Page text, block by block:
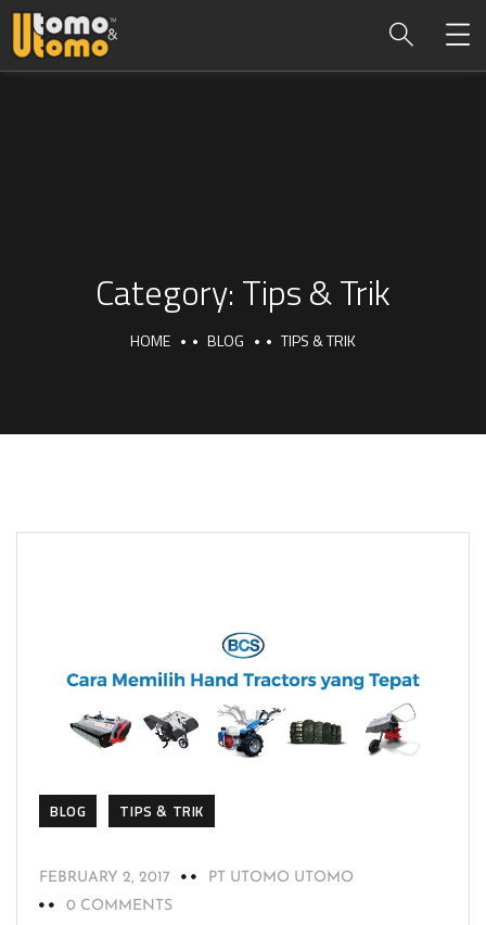
Category: Tips & Trik
HOME BLOG TIPS & TRIK
BLOG TIPS & TRIK
FEBRUARY 2, 2017
PT UTOMO UTOMO
0 COMMENTS